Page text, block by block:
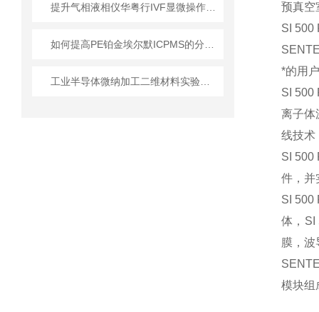
预真空
SI 500
*的用
SI 500
离子体
线技术
SI 500
件，并
SI 500
体，SI
膜，
模块组